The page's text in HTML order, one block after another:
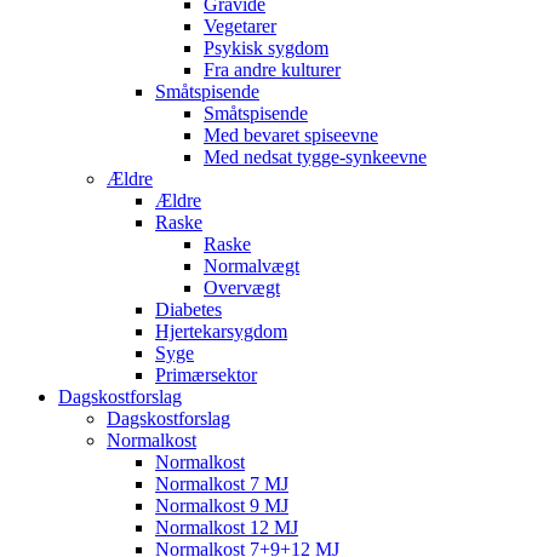
Gravide
Vegetarer
Psykisk sygdom
Fra andre kulturer
Småtspisende
Småtspisende
Med bevaret spiseevne
Med nedsat tygge-synkeevne
Ældre
Ældre
Raske
Raske
Normalvægt
Overvægt
Diabetes
Hjertekarsygdom
Syge
Primærsektor
Dagskostforslag
Dagskostforslag
Normalkost
Normalkost
Normalkost 7 MJ
Normalkost 9 MJ
Normalkost 12 MJ
Normalkost 7+9+12 MJ